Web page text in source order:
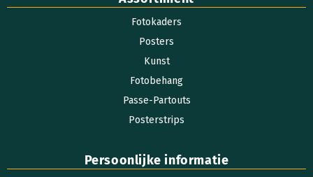
Fotokaders
Posters
Kunst
Fotobehang
Passe-Partouts
Posterstrips
Persoonlijke informatie